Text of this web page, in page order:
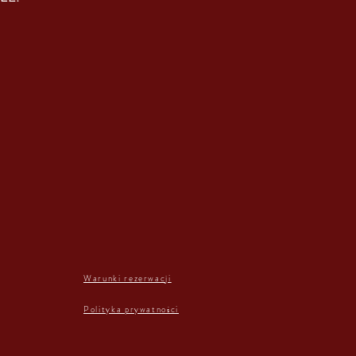
Warunki rezerwacji
Polityka prywatności